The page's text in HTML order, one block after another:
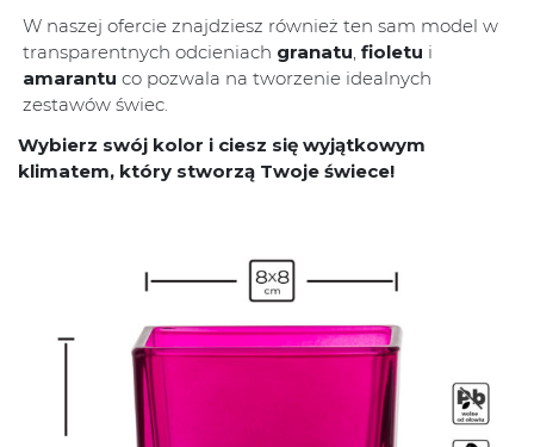
W naszej ofercie znajdziesz również ten sam model w
transparentnych odcieniach granatu, fioletu i
amarantu co pozwala na tworzenie idealnych
zestawów świec.
Wybierz swój kolor i ciesz się wyjątkowym
klimatem, który stworzą Twoje świece!